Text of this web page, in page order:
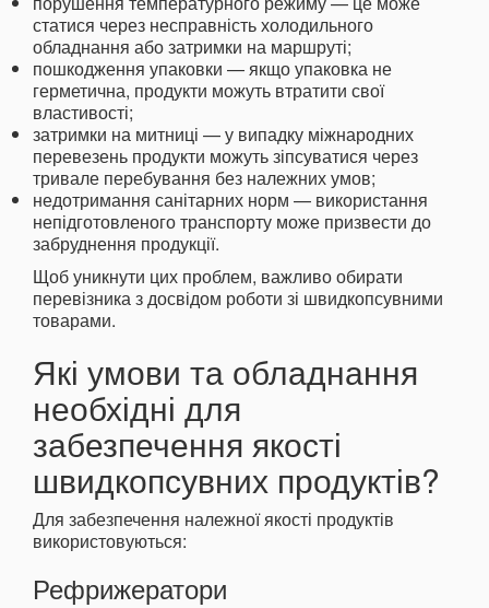
статися через несправність холодильного
обладнання або затримки на маршруті;
пошкодження упаковки — якщо упаковка не
герметична, продукти можуть втратити свої
властивості;
затримки на митниці — у випадку міжнародних
перевезень продукти можуть зіпсуватися через
тривале перебування без належних умов;
недотримання санітарних норм — використання
непідготовленого транспорту може призвести до
забруднення продукції.
Щоб уникнути цих проблем, важливо обирати
перевізника з досвідом роботи зі швидкопсувними
товарами.
Які умови та обладнання
необхідні для
забезпечення якості
швидкопсувних продуктів?
Для забезпечення належної якості продуктів
використовуються:
Рефрижератори